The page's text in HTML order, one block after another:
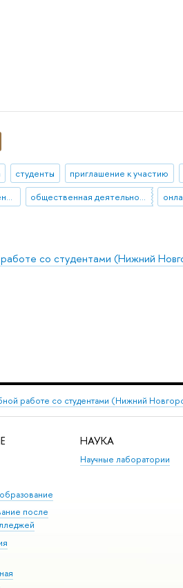
студенты приглашение к участию
разъяснение нововведения
общественная деятельность
со студентами (Нижний
работе со студентами (Нижний
после
НАУКА
Научные лаборатории